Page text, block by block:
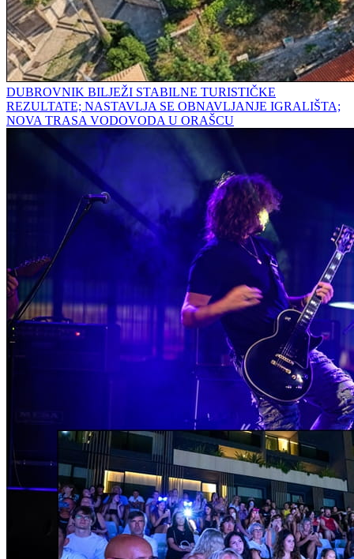
DUBROVNIK BILJEŽI STABILNE TURISTIČKE
REZULTATE; NASTAVLJA SE OBNAVLJANJE IGRALIŠTA;
NOVA TRASA VODOVODA U ORAŠCU